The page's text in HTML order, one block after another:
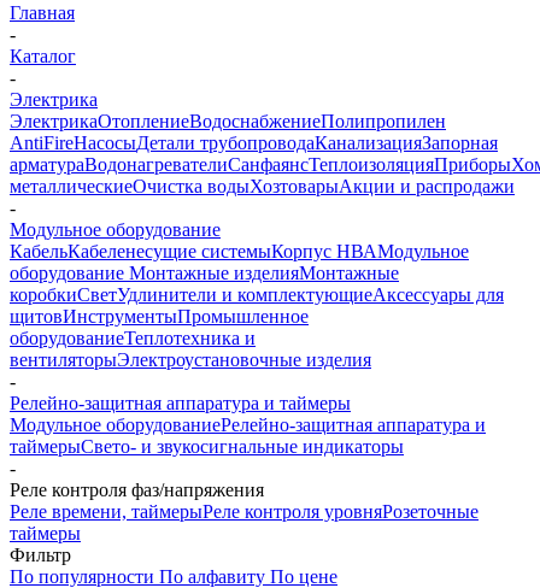
Главная
-
Каталог
-
Электрика
ЭлектрикаОтоплениеВодоснабжениеПолипропилен
AntiFireНасосыДетали трубопроводаКанализацияЗапорная
арматураВодонагревателиСанфаянсТеплоизоляцияПриборы
металлическиеОчистка водыХозтоварыАкции и распродажи
-
Модульное оборудование
КабельКабеленесущие системыКорпус НВАМодульное
оборудование Монтажные изделияМонтажные
коробкиСветУдлинители и комплектующиеАксессуары для
щитовИнструментыПромышленное
оборудованиеТеплотехника и
вентиляторыЭлектроустановочные изделия
-
Релейно-защитная аппаратура и таймеры
Модульное оборудованиеРелейно-защитная аппаратура и
таймерыСвето- и звукосигнальные индикаторы
-
Реле контроля фаз/напряжения
Реле времени, таймерыРеле контроля уровняРозеточные
таймеры
Фильтр
По популярности По алфавиту По цене